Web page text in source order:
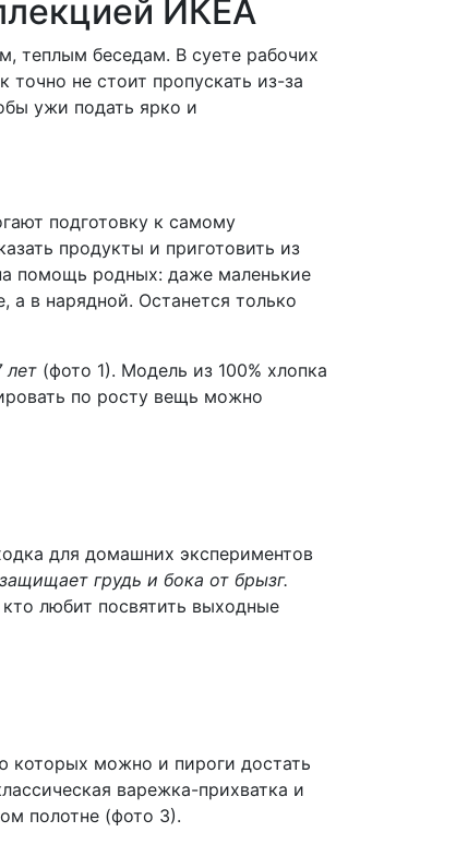
ИКЕА
теплым беседам. В суете рабочих
не стоит пропускать из-за
ужи подать ярко и
подготовку к самому
продукты и приготовить из
помощь родных: даже маленькие
в нарядной. Останется только
лет (фото 1). Модель из 100% хлопка
по росту вещь можно
для домашних экспериментов
грудь и бока от брызг.
любит посвятить выходные
которых можно и пироги достать
варежка-прихватка и
полотне (фото 3).